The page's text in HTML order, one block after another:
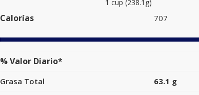
1 cup (238.1g)
Calorías 707
% Valor Diario*
Grasa Total 63.1 g